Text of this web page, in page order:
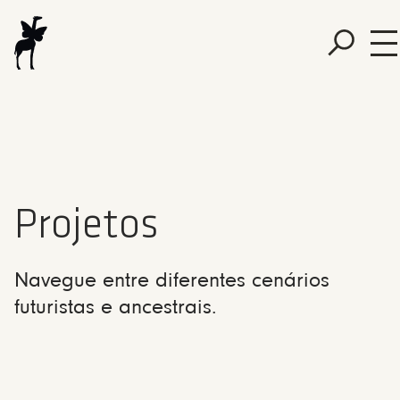
Projetos
Navegue entre diferentes cenários
futuristas e ancestrais.